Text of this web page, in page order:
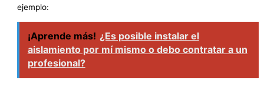
ejemplo:
¡Aprende más! ¿Es posible instalar el
aislamiento por mí mismo o debo contratar a un
profesional?